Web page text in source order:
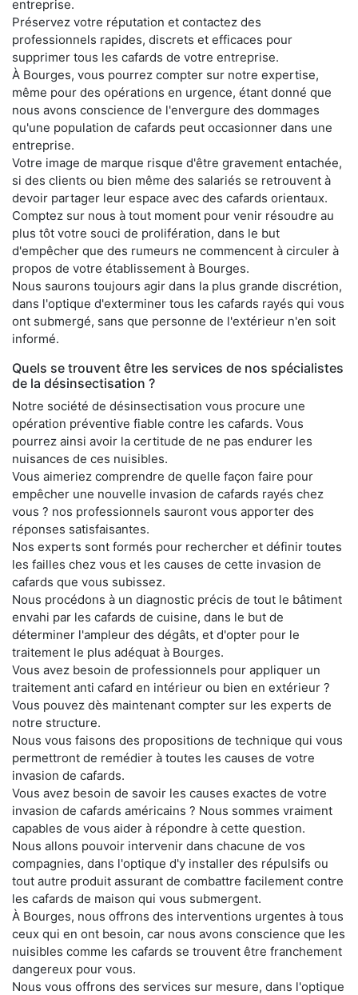
entreprise.
Préservez votre réputation et contactez des
professionnels rapides, discrets et efficaces pour
supprimer tous les cafards de votre entreprise.
À Bourges, vous pourrez compter sur notre expertise,
même pour des opérations en urgence, étant donné que
nous avons conscience de l'envergure des dommages
qu'une population de cafards peut occasionner dans une
entreprise.
Votre image de marque risque d'être gravement entachée,
si des clients ou bien même des salariés se retrouvent à
devoir partager leur espace avec des cafards orientaux.
Comptez sur nous à tout moment pour venir résoudre au
plus tôt votre souci de prolifération, dans le but
d'empêcher que des rumeurs ne commencent à circuler à
propos de votre établissement à Bourges.
Nous saurons toujours agir dans la plus grande discrétion,
dans l'optique d'exterminer tous les cafards rayés qui vous
ont submergé, sans que personne de l'extérieur n'en soit
informé.
Quels se trouvent être les services de nos spécialistes
de la désinsectisation ?
Notre société de désinsectisation vous procure une
opération préventive fiable contre les cafards. Vous
pourrez ainsi avoir la certitude de ne pas endurer les
nuisances de ces nuisibles.
Vous aimeriez comprendre de quelle façon faire pour
empêcher une nouvelle invasion de cafards rayés chez
vous ? nos professionnels sauront vous apporter des
réponses satisfaisantes.
Nos experts sont formés pour rechercher et définir toutes
les failles chez vous et les causes de cette invasion de
cafards que vous subissez.
Nous procédons à un diagnostic précis de tout le bâtiment
envahi par les cafards de cuisine, dans le but de
déterminer l'ampleur des dégâts, et d'opter pour le
traitement le plus adéquat à Bourges.
Vous avez besoin de professionnels pour appliquer un
traitement anti cafard en intérieur ou bien en extérieur ?
Vous pouvez dès maintenant compter sur les experts de
notre structure.
Nous vous faisons des propositions de technique qui vous
permettront de remédier à toutes les causes de votre
invasion de cafards.
Vous avez besoin de savoir les causes exactes de votre
invasion de cafards américains ? Nous sommes vraiment
capables de vous aider à répondre à cette question.
Nous allons pouvoir intervenir dans chacune de vos
compagnies, dans l'optique d'y installer des répulsifs ou
tout autre produit assurant de combattre facilement contre
les cafards de maison qui vous submergent.
À Bourges, nous offrons des interventions urgentes à tous
ceux qui en ont besoin, car nous avons conscience que les
nuisibles comme les cafards se trouvent être franchement
dangereux pour vous.
Nous vous offrons des services sur mesure, dans l'optique